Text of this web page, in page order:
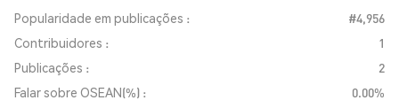
Popularidade em publicações :
#4,956
Contribuidores :
1
Publicações :
2
Falar sobre OSEAN(%) :
0.00%